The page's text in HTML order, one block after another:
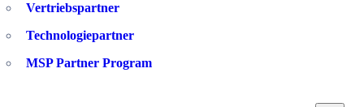
Vertriebspartner
Technologiepartner
MSP Partner Program